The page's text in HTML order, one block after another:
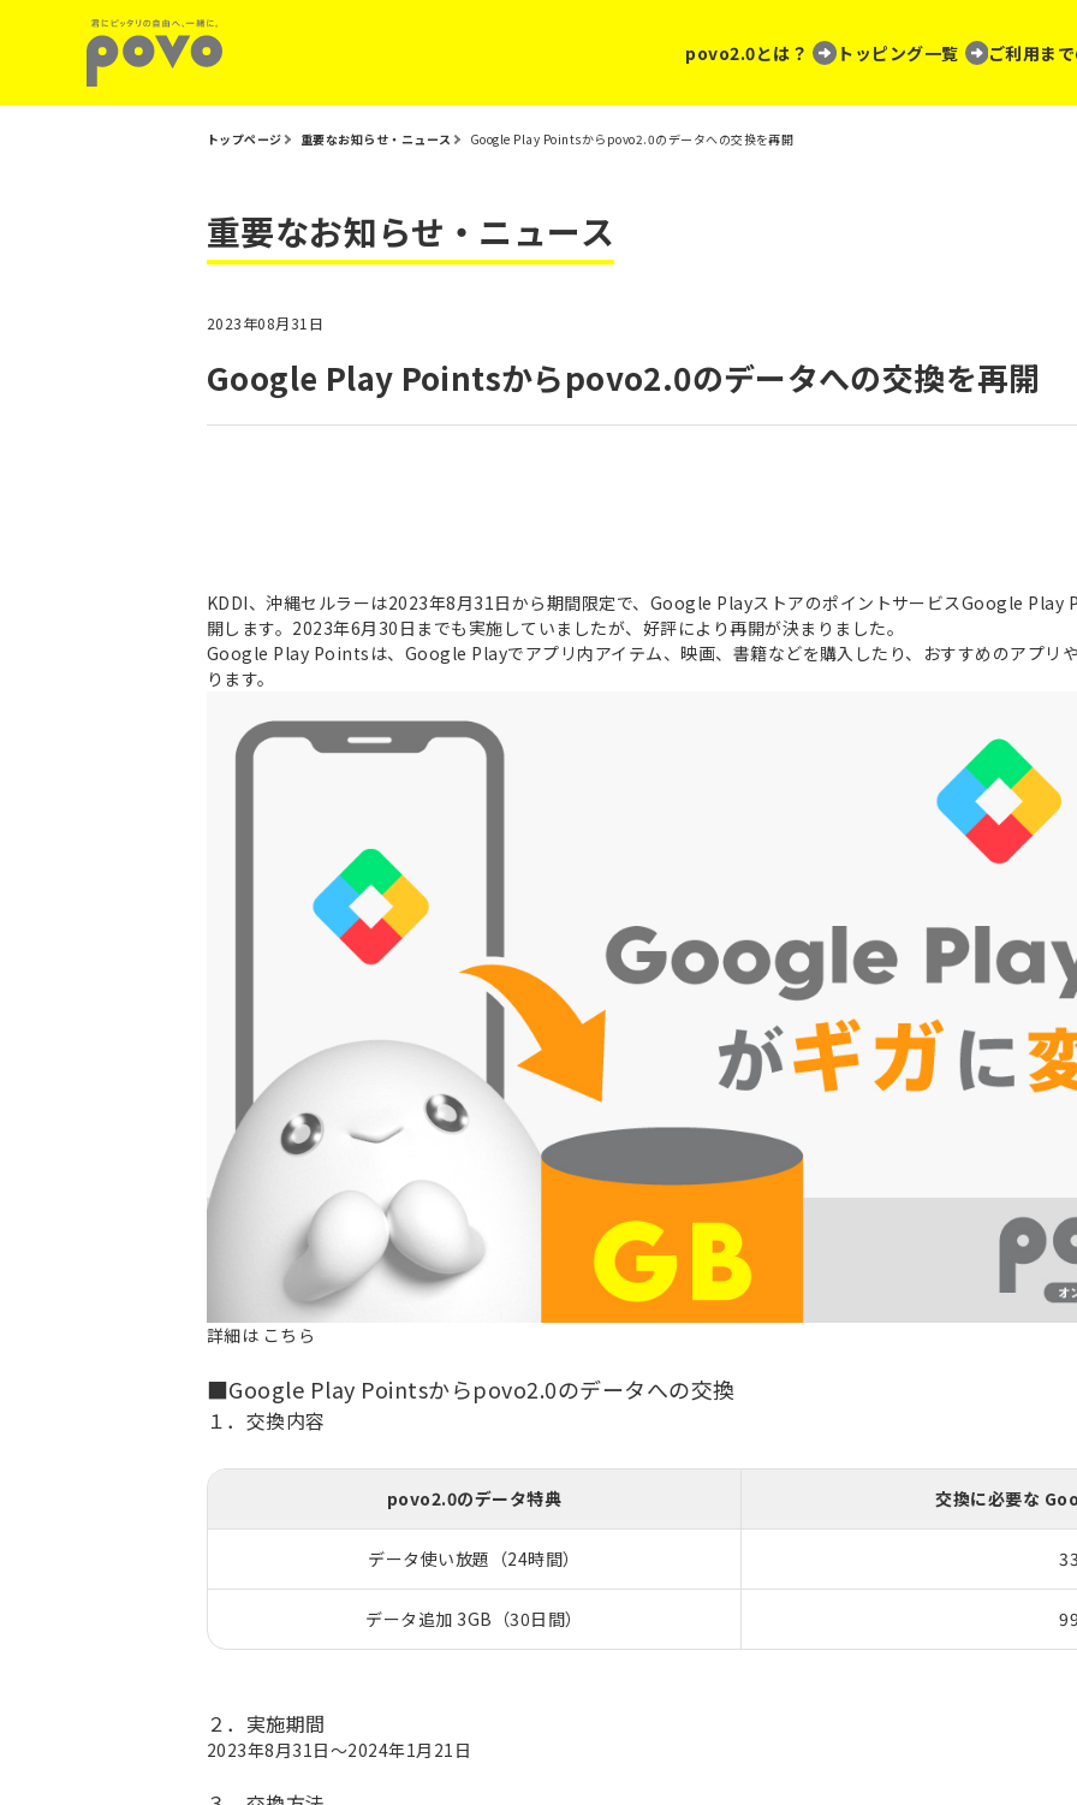
povo2.0とは？ トッピング一覧 ご利用ま
トップページ 重要なお知らせ・ニュース Google Play Pointsからpovo2.0のデータへの交換を再開
重要なお知らせ・ニュース
2023年08月31日
Google Play Pointsからpovo2.0のデータへの交換を再開
KDDI、沖縄セルラーは2023年8月31日から期間限定で、Google PlayストアのポイントサービスGoogle
開します。2023年6月30日までも実施していましたが、好評により再開が決まりました。
Google Play Pointsは、Google Playでアプリ内アイテム、映画、書籍などを購入したり、おすすめのアプリ
ります。
詳細は こちら
■Google Play Pointsからpovo2.0のデータへの交換
１．交換内容
povo2.0のデータ特典 交換に必要な
データ使い放題（24時間）
データ追加 3GB（30日間）
２．実施期間
2023年8月31日～2024年1月21日